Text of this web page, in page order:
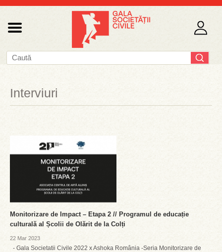
Interviuri
Monitorizare de Impact – Etapa 2 // Programul de educație
culturală al Școlii de Olărit de la Colți
22 Mar 2023
- Gala Societatii Civile 2022 x Ashoka România -Seria Monitorizare de